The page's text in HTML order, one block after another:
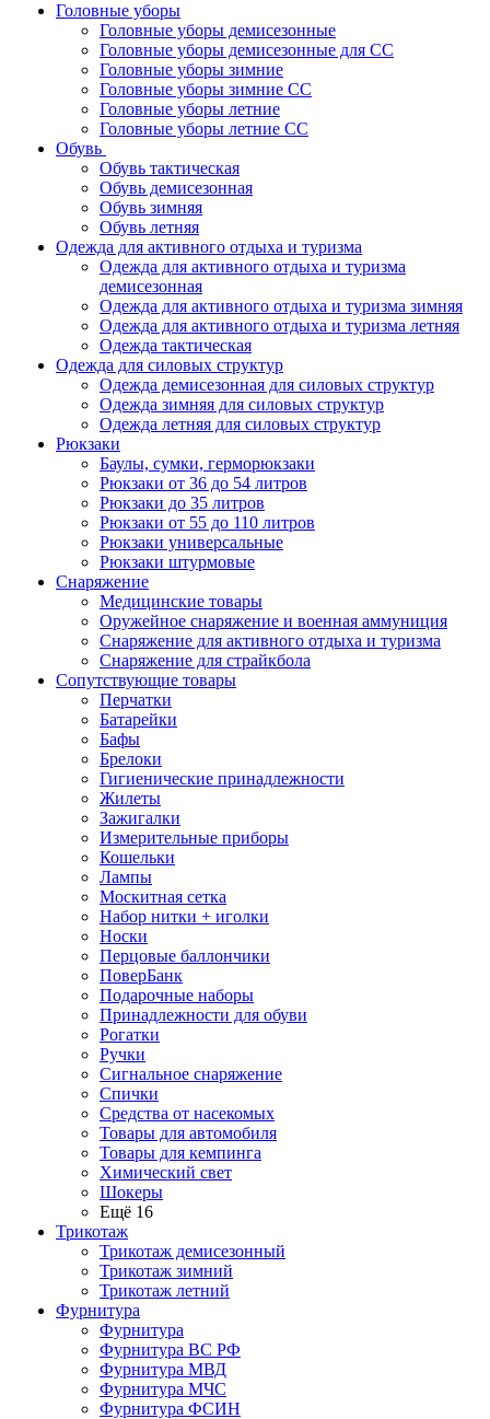
Головные уборы
Головные уборы демисезонные
Головные уборы демисезонные для СС
Головные уборы зимние
Головные уборы зимние СС
Головные уборы летние
Головные уборы летние СС
Обувь
Обувь тактическая
Обувь демисезонная
Обувь зимняя
Обувь летняя
Одежда для активного отдыха и туризма
Одежда для активного отдыха и туризма
демисезонная
Одежда для активного отдыха и туризма зимняя
Одежда для активного отдыха и туризма летняя
Одежда тактическая
Одежда для силовых структур
Одежда демисезонная для силовых структур
Одежда зимняя для силовых структур
Одежда летняя для силовых структур
Рюкзаки
Баулы, сумки, герморюкзаки
Рюкзаки от 36 до 54 литров
Рюкзаки до 35 литров
Рюкзаки от 55 до 110 литров
Рюкзаки универсальные
Рюкзаки штурмовые
Снаряжение
Медицинские товары
Оружейное снаряжение и военная аммуниция
Снаряжение для активного отдыха и туризма
Снаряжение для страйкбола
Сопутствующие товары
Перчатки
Батарейки
Бафы
Брелоки
Гигиенические принадлежности
Жилеты
Зажигалки
Измерительные приборы
Кошельки
Лампы
Москитная сетка
Набор нитки + иголки
Носки
Перцовые баллончики
ПоверБанк
Подарочные наборы
Принадлежности для обуви
Рогатки
Ручки
Сигнальное снаряжение
Спички
Средства от насекомых
Товары для автомобиля
Товары для кемпинга
Химический свет
Шокеры
Ещё 16
Трикотаж
Трикотаж демисезонный
Трикотаж зимний
Трикотаж летний
Фурнитура
Фурнитура
Фурнитура ВС РФ
Фурнитура МВД
Фурнитура МЧС
Фурнитура ФСИН